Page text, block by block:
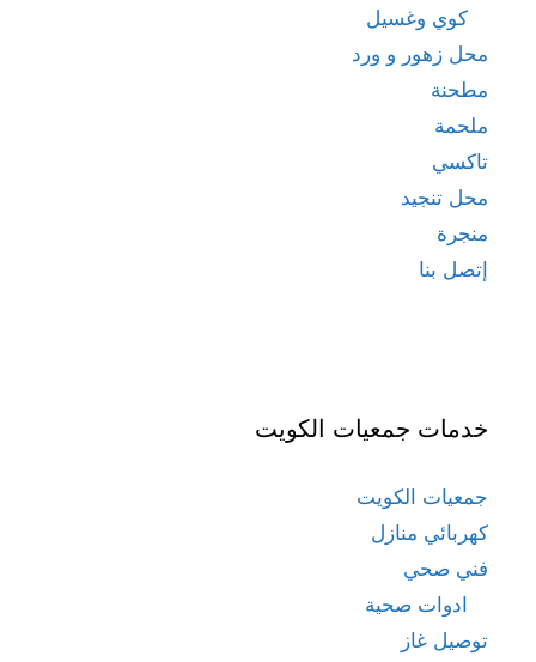
كوي وغسيل
محل زهور و ورد
مطحنة
ملحمة
تاكسي
محل تنجيد
منجرة
إتصل بنا
خدمات جمعيات الكويت
جمعيات الكويت
كهربائي منازل
فني صحي
ادوات صحية
توصيل غاز